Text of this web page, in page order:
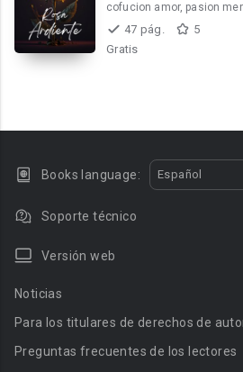
cofucion amor, pasion
dolor
47 pág.
5
Gratis
Books language: Español
Soporte técnico
Versión web
Noticias
Para los titulares de derechos de
Preguntas frecuentes de los lectores